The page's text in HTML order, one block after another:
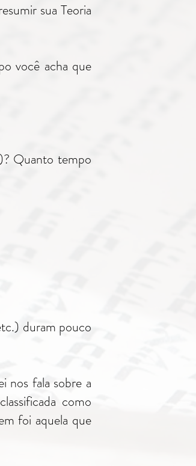
sua Teoria
você acha que
Quanto tempo
duram pouco
nos fala sobre a
como
foi aquela que